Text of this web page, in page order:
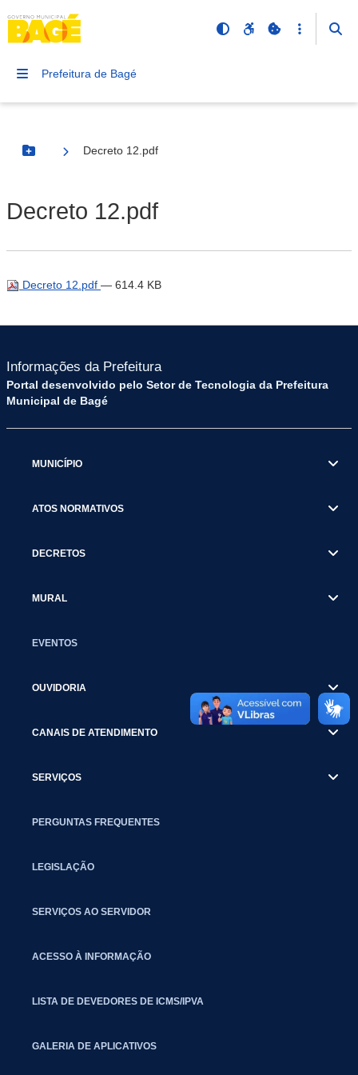
Prefeitura de Bagé
Botão Menu
Decreto 12.pdf
Decreto 12.pdf
Decreto 12.pdf — 614.4 KB
Informações da Prefeitura
Portal desenvolvido pelo Setor de Tecnologia da Prefeitura
Municipal de Bagé
MUNICÍPIO
ATOS NORMATIVOS
DECRETOS
MURAL
EVENTOS
OUVIDORIA
CANAIS DE ATENDIMENTO
SERVIÇOS
PERGUNTAS FREQUENTES
LEGISLAÇÃO
SERVIÇOS AO SERVIDOR
ACESSO À INFORMAÇÃO
LISTA DE DEVEDORES DE ICMS/IPVA
GALERIA DE APLICATIVOS